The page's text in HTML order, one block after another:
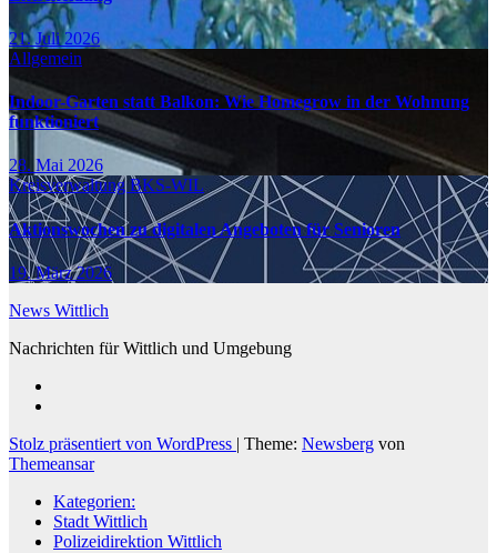
21. Juli 2026
Allgemein
Indoor-Garten statt Balkon: Wie Homegrow in der Wohnung
funktioniert
28. Mai 2026
Kreisverwaltung BKS-WIL
Aktionswochen zu digitalen Angeboten für Senioren
19. März 2026
News Wittlich
Nachrichten für Wittlich und Umgebung
Stolz präsentiert von WordPress | Theme: Newsberg von
Themeansar
Kategorien:
Stadt Wittlich
Polizeidirektion Wittlich